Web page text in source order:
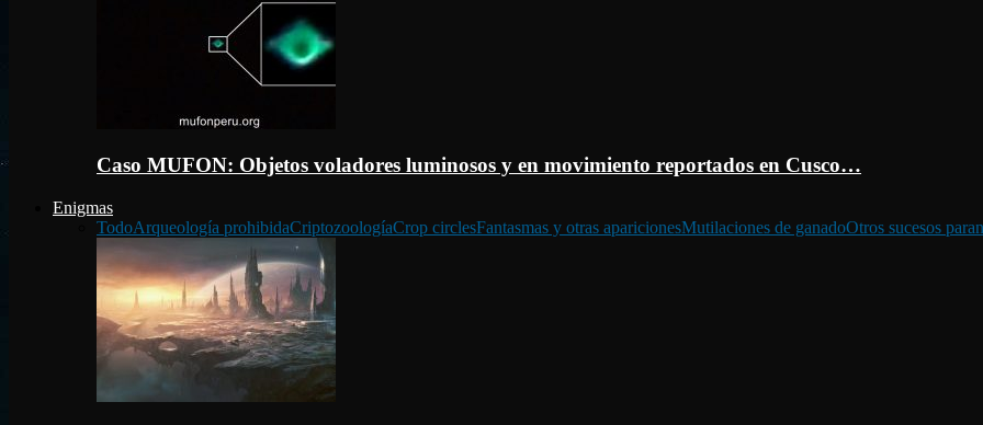
Caso MUFON: Objetos voladores luminosos y en movimiento reportados en Cusco…
Enigmas
TodoArqueología prohibidaCriptozoologíaCrop circlesFantasmas y otras aparicionesMutilaciones de ganadoOtros sucesos